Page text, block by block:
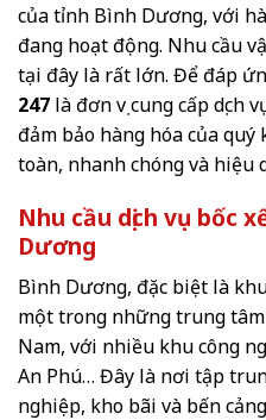
của tỉnh Bình Dương, với
đang hoạt động. Nhu cầu
tại đây là rất lớn. Để đáp
247 là đơn vị cung cấp dịch
đảm bảo hàng hóa của
toàn, nhanh chóng và hiệu
Nhu cầu dịch vụ bốc
Dương
Bình Dương, đặc biệt là
một trong những trung
Nam, với nhiều khu công
An Phú… Đây là nơi tập
nghiệp, kho bãi và bến